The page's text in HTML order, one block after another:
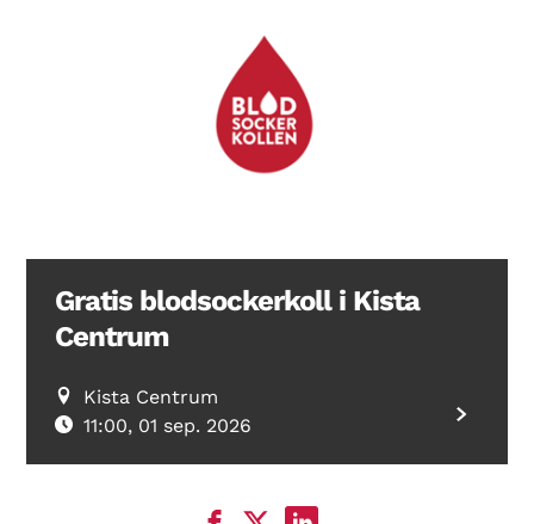
Gratis blodsockerkoll i Kista
Centrum
Kista Centrum
11:00, 01 sep. 2026